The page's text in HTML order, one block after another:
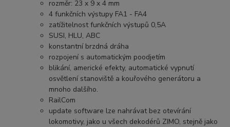
rozměr: 23 x 9 x 4 mm
4 funkčních výstupy FA1 - FA4
zatížitelnost funkčních výstupů 0,5A
SUSI, HLU, ABC
konstantní brzdná dráha
rozpojení s automatickým poodjetím
blikání, americké efekty, automatické vypnutí
osvětlení stanoviště a kouřového generátoru a
mnoho dalšího.
RailCom
update software lze nahrávat bez otevírání
lokomotivy, jako u všech dekodérů ZIMO, stejně jako